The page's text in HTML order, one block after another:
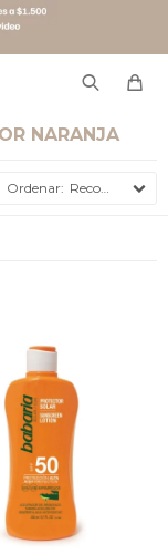
NARANJA
Recomendados